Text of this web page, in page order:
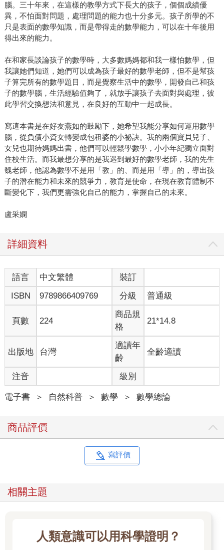
腦。三十年來，在這樣的教學方式下長大的孩子，個個成績優
異，不怕面對問題，處理問題的能力也十分多元。孩子所學的不
只是表面的數學知識，而是帶得走的數學能力，可以在十年後用
得出來的能力。
在和家長談論孩子的數學時，大多數媽媽都和我一樣怕數學，但
我讓她們知道，她們可以成為孩子最好的數學老師，但不是幫孩
子算完所有的數學題目，而是覺察生活中的數學，開發自己和孩
子的數學腦，生活經驗值夠了，就放手讓孩子去面對與處理，彼
此學習交換想法和意見，在良好的互動中一起成長。
寫這本書是在好友燕如的鼓勵下，她希望我能分享如何運用數學
腦，從負債小資女轉變成包租婆的小祕訣。我的兩個寶貝兒子、
女兒也期待媽媽出書，他們可以輕鬆學數學，小小年紀獨立面對
住校生活。而我最想分享的是我遇到最好的數學老師，我的先生
魏老師，他認為數學不是用「教」的、而是用「導」的，導出孩
子的潛在能力和未來的競爭力，教育是使命，在現在教育體制不
斷變化下，我們更需強化自己的能力，掌握自己的未來。
盧采嫻
詳細資料
語言 中文繁體
裝訂
ISBN
9789866409769 分級 普通級
頁數 224
商品規
格
21*14.8
出版地 台灣
適讀年
齡
全齡適讀
注音 級別
電子書 ＞ 自然科普 ＞ 數學 ＞ 數學總論
商品評價
寫評價
相關主題
人類意識可以用科學證明？